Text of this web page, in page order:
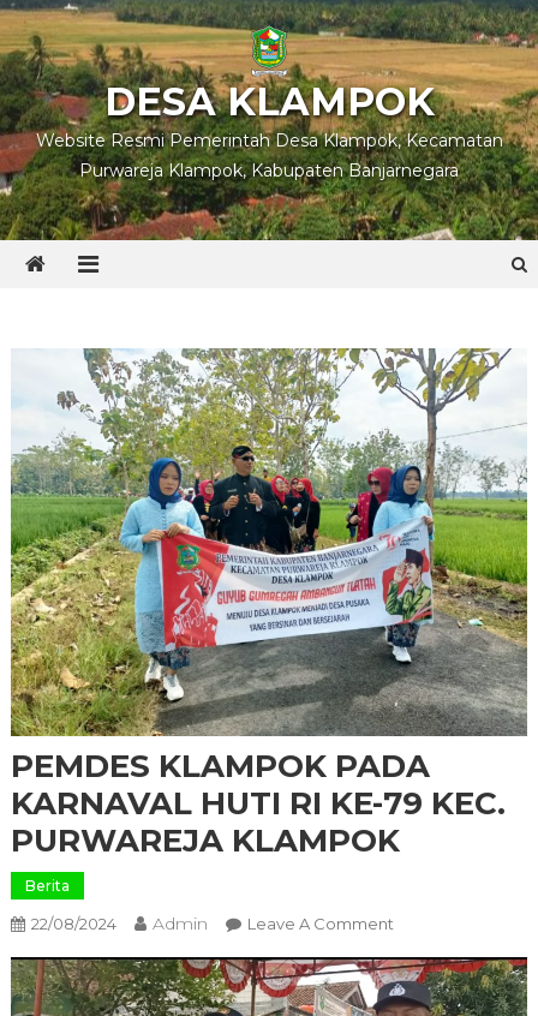
Skip
to
content
DESA KLAMPOK
Website Resmi Pemerintah Desa Klampok, Kecamatan
Purwareja Klampok, Kabupaten Banjarnegara
PEMDES KLAMPOK PADA
KARNAVAL HUTI RI KE-79 KEC.
PURWAREJA KLAMPOK
Berita
22/08/2024 Admin Leave A CommentOn
KLAMPOK
PADA